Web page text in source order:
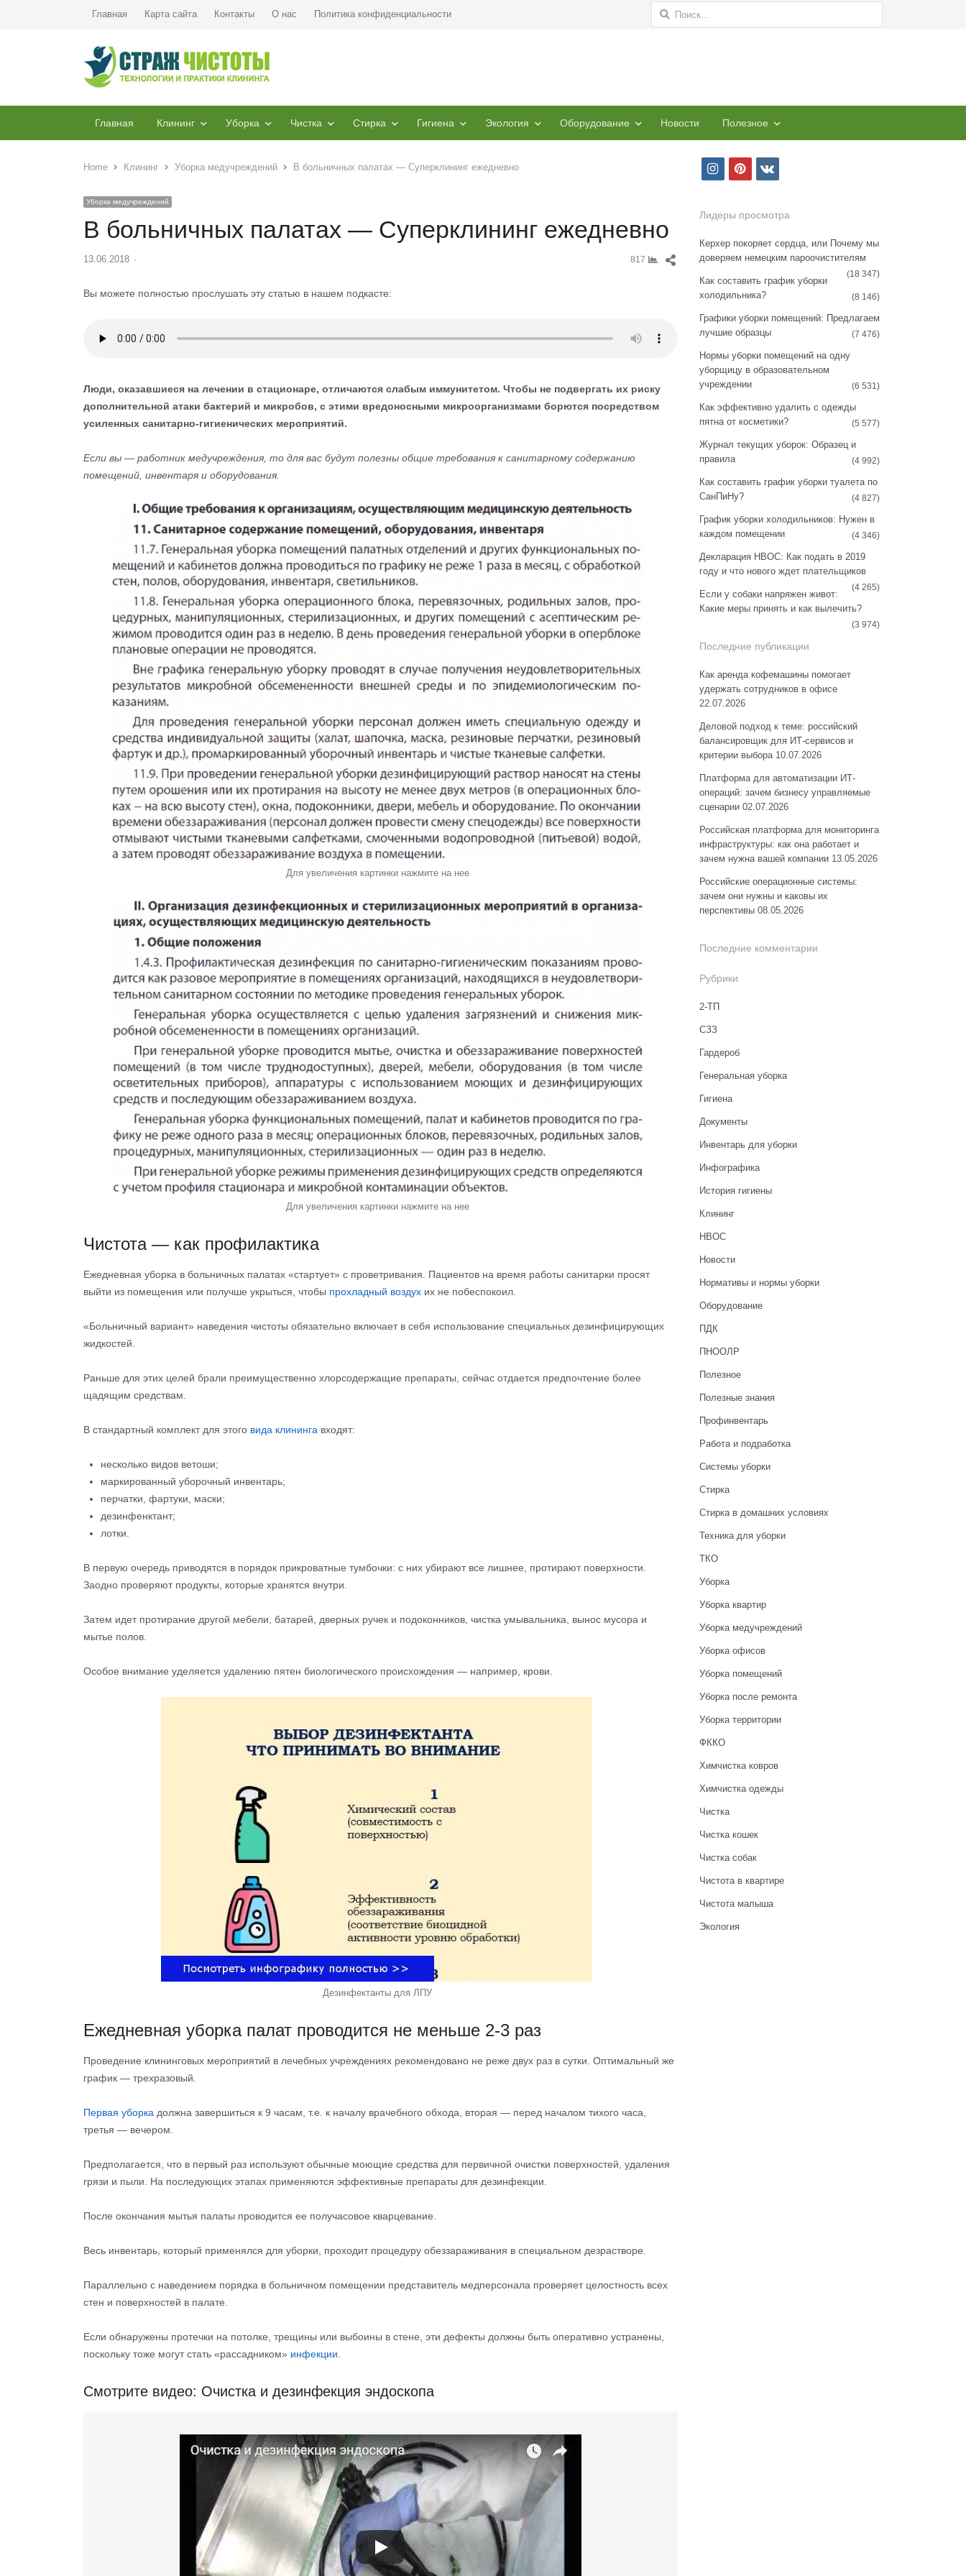
Главная Карта сайта Контакты О нас Политика конфиденциальности Найти:
Главная Клининг Уборка Чистка Стирка Гигиена Экология Оборудование Новости Полезное
Home Клининг Уборка медучреждений В больничных палатах — Суперклининг ежедневно
Уборка медучреждений
В больничных палатах — Суперклининг ежедневно
13.06.2018 817
Share
Вы можете полностью прослушать эту статью в нашем подкасте:
Люди, оказавшиеся на лечении в стационаре, отличаются слабым иммунитетом. Чтобы не подвергать их риску
дополнительной атаки бактерий и микробов, с этими вредоносными микроорганизмами борются посредством
усиленных санитарно-гигиенических мероприятий.
Если вы — работник медучреждения, то для вас будут полезны общие требования к санитарному содержанию
помещений, инвентаря и оборудования.
Для увеличения картинки нажмите на нее
Для увеличения картинки нажмите на нее
Чистота — как профилактика
Ежедневная уборка в больничных палатах «стартует» с проветривания. Пациентов на время работы санитарки просят
выйти из помещения или получше укрыться, чтобы прохладный воздух их не побеспокоил.
«Больничный вариант» наведения чистоты обязательно включает в себя использование специальных дезинфицирующих
жидкостей.
Раньше для этих целей брали преимущественно хлорсодержащие препараты, сейчас отдается предпочтение более
щадящим средствам.
В стандартный комплект для этого вида клининга входят:
несколько видов ветоши;
маркированный уборочный инвентарь;
перчатки, фартуки, маски;
дезинфенктант;
лотки.
В первую очередь приводятся в порядок прикроватные тумбочки: с них убирают все лишнее, протирают поверхности.
Заодно проверяют продукты, которые хранятся внутри.
Затем идет протирание другой мебели, батарей, дверных ручек и подоконников, чистка умывальника, вынос мусора и
мытье полов.
Особое внимание уделяется удалению пятен биологического происхождения — например, крови.
Дезинфектанты для ЛПУ
Ежедневная уборка палат проводится не меньше 2-3 раз
Проведение клининговых мероприятий в лечебных учреждениях рекомендовано не реже двух раз в сутки. Оптимальный же
график — трехразовый.
Первая уборка должна завершиться к 9 часам, т.е. к началу врачебного обхода, вторая — перед началом тихого часа,
третья — вечером.
Предполагается, что в первый раз используют обычные моющие средства для первичной очистки поверхностей, удаления
грязи и пыли. На последующих этапах применяются эффективные препараты для дезинфекции.
После окончания мытья палаты проводится ее получасовое кварцевание.
Весь инвентарь, который применялся для уборки, проходит процедуру обеззараживания в специальном дезрастворе.
Параллельно с наведением порядка в больничном помещении представитель медперсонала проверяет целостность всех
стен и поверхностей в палате.
Если обнаружены протечки на потолке, трещины или выбоины в стене, эти дефекты должны быть оперативно устранены,
поскольку тоже могут стать «рассадником» инфекции
Смотрите видео: Очистка и дезинфекция эндоскопа
i
s
a
g
a
m
p
n
e
r
s
t
v
Лидеры просмотра
Керхер покоряет сердца, или Почему мы
доверяем немецким пароочистителям
(18 347)
Как составить график уборки
холодильника?
(8 146)
Графики уборки помещений: Предлагаем
лучшие образцы
(7 476)
Нормы уборки помещений на одну
уборщицу в образовательном
учреждении
(6 531)
Как эффективно удалить с одежды
пятна от косметики?
(5 577)
Журнал текущих уборок: Образец и
правила
(4 992)
Как составить график уборки туалета по
СанПиНу?
(4 827)
График уборки холодильников: Нужен в
каждом помещении
(4 346)
Декларация НВОС: Как подать в 2019
году и что нового ждет плательщиков
(4 265)
Если у собаки напряжен живот:
Какие меры принять и как вылечить?
(3 974)
Последние публикации
Как аренда кофемашины помогает
удержать сотрудников в офисе
22.07.2026
Деловой подход к теме: российский
балансировщик для ИТ-сервисов и
критерии выбора 10.07.2026
Платформа для автоматизации ИТ-
операций: зачем бизнесу управляемые
сценарии 02.07.2026
Российская платформа для мониторинга
инфраструктуры: как она работает и
зачем нужна вашей компании 13.05.2026
Российские операционные системы:
зачем они нужны и каковы их
перспективы 08.05.2026
Последние комментарии
Рубрики
2-ТП
CЗЗ
Гардероб
Генеральная уборка
Гигиена
Документы
Инвентарь для уборки
Инфографика
История гигиены
Клининг
НВОС
Новости
Нормативы и нормы уборки
Оборудование
ПДК
ПНООЛР
Полезное
Полезные знания
Профинвентарь
Работа и подработка
Системы уборки
Стирка
Стирка в домашних условиях
Техника для уборки
ТКО
Уборка
Уборка квартир
Уборка медучреждений
Уборка офисов
Уборка помещений
Уборка после ремонта
Уборка территории
ФККО
Химчистка ковров
Химчистка одежды
Чистка
Чистка кошек
Чистка собак
Чистота в квартире
Чистота малыша
Экология